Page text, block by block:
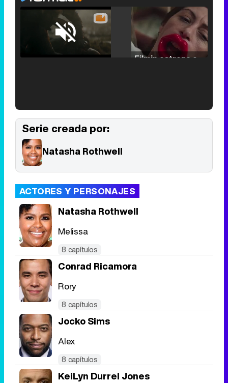
Unmute /
Loaded
25.30%
'120 Minutos' celebra sus 2.000 programas en Telemadrid con un vídeo del día a día en la redacción
Tráiler de '33 días', la nueva serie de Atresplayer con Julián Villagrán y José Manuel Poga
Serie creada por:
Natasha Rothwell
ACTORES Y PERSONAJES
Natasha Rothwell
Melissa
8 capítulos
Conrad Ricamora
Rory
8 capítulos
Jocko Sims
Alex
8 capítulos
KeiLyn Durrel Jones